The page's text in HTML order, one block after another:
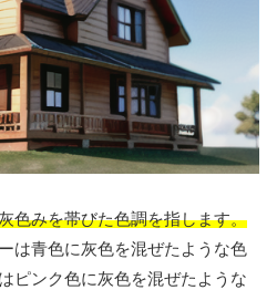
色みを帯びた色調を指します。
は青色に灰色を混ぜたような色
ピンク色に灰色を混ぜたような